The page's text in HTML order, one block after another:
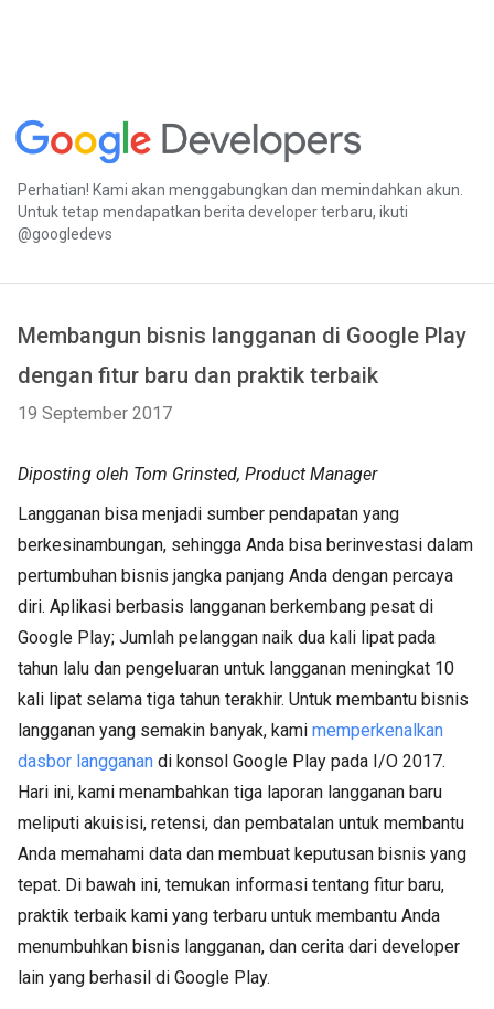
Perhatian! Kami akan menggabungkan dan memindahkan akun.
Untuk tetap mendapatkan berita developer terbaru, ikuti
@googledevs
Membangun bisnis langganan di Google Play
dengan fitur baru dan praktik terbaik
19 September 2017
Diposting oleh Tom Grinsted, Product Manager
Langganan bisa menjadi sumber pendapatan yang
berkesinambungan, sehingga Anda bisa berinvestasi dalam
pertumbuhan bisnis jangka panjang Anda dengan percaya
diri. Aplikasi berbasis langganan berkembang pesat di
Google Play; Jumlah pelanggan naik dua kali lipat pada
tahun lalu dan pengeluaran untuk langganan meningkat 10
kali lipat selama tiga tahun terakhir. Untuk membantu bisnis
langganan yang semakin banyak, kami memperkenalkan
dasbor langganan di konsol Google Play pada I/O 2017.
Hari ini, kami menambahkan tiga laporan langganan baru
meliputi akuisisi, retensi, dan pembatalan untuk membantu
Anda memahami data dan membuat keputusan bisnis yang
tepat. Di bawah ini, temukan informasi tentang fitur baru,
praktik terbaik kami yang terbaru untuk membantu Anda
menumbuhkan bisnis langganan, dan cerita dari developer
lain yang berhasil di Google Play.